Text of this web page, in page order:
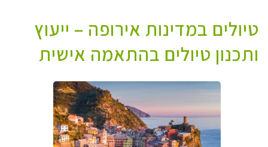
טיולים במדינות אירופה – ייעוץ
ותכנון טיולים בהתאמה אישית